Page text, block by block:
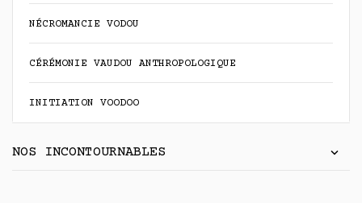
NÉCROMANCIE VODOU
CÉRÉMONIE VAUDOU ANTHROPOLOGIQUE
INITIATION VOODOO
NOS INCONTOURNABLES